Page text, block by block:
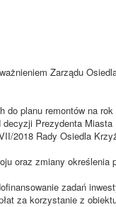
Zarządu
planu remontów na
Prezydenta
2018 Rady Osiedla
oraz zmiany określenia
zadań
za korzystanie z